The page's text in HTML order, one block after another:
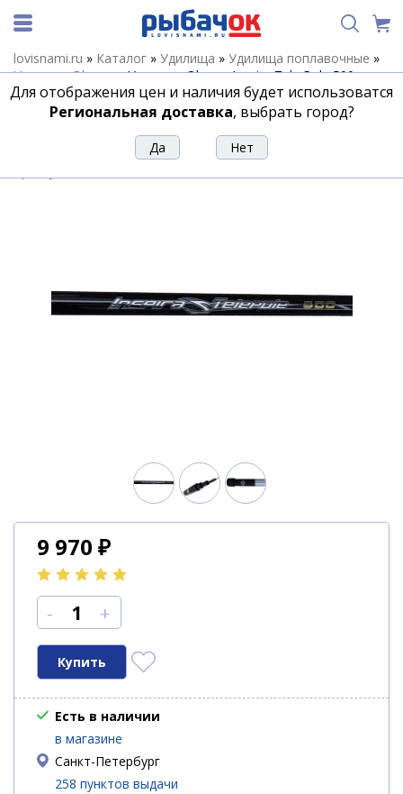
lovisnami.ru » Каталог » Удилища » Удилища поплавочные »
Удилища Okuma»Удилище Okuma Inspira Tele Pole 500cm
5sec
Удилище Okuma Inspira Tele Pole
9 970 ₽
- +
Есть в наличии
в магазине
Санкт-Петербург
258 пунктов выдачи
Для отображения цен и наличия будет использоватся
Региональная доставка, выбрать город?